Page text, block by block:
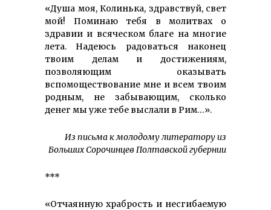
«Душа моя, Колинька, здравствуй, свет
мой! Поминаю тебя в молитвах о
здравии и всяческом благе на многие
лета. Надеюсь радоваться наконец
твоим делам и достижениям,
позволяющим оказывать
вспомоществование мне и всем твоим
родным, не забывающим, сколько
денег мы уже тебе выслали в Рим…».
Из письма к молодому литератору из
Больших Сорочинцев Полтавской губернии
***
«Отчаянную храбрость и несгибаемую